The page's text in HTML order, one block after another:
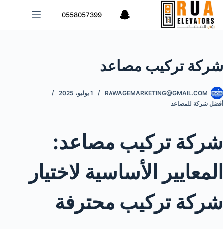
التجاوز
إلى
المحتوى
0558057399
شركة تركيب مصاعد
RAWAGEMARKETING@GMAIL.COM
1 يوليو، 2025
أفضل شركة للمصاعد
شركة تركيب مصاعد:
المعايير الأساسية لاختيار
شركة تركيب محترفة